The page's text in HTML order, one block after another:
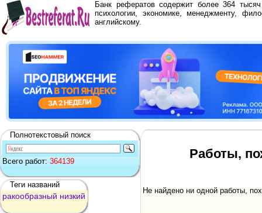
Банк рефератов содержит более 364
психологии, экономике, менеджменту,
английскому.
Полнотекстовый поиск
Всего работ: 364139
Теги названий
ракообразный низкий
Работы,
Не найдено ни одной работы,